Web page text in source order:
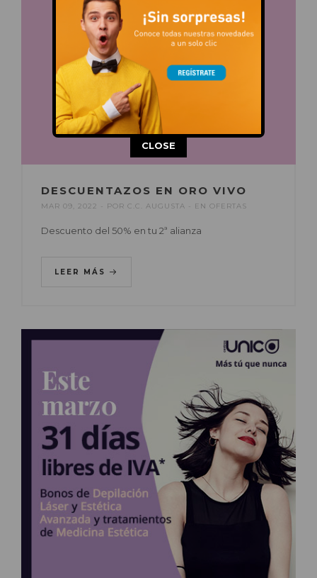
DESCUENTAZOS EN ORO VIVO
MAR 09, 2022 POR C.C. AUGUSTA EN OFERTAS
Descuento del 50% en tu 2ª alianza
LEER MÁS
This popup will close in:
CLOSE